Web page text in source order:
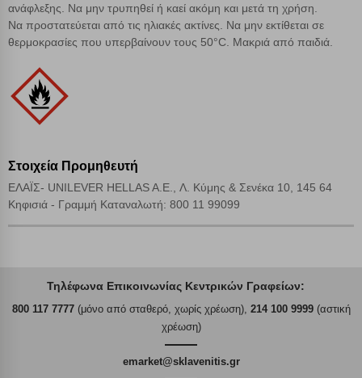
ανάφλεξης. Nα μην τρυπηθεί ή καεί ακόμη και μετά τη χρήση.
Να προστατεύεται από τις ηλιακές ακτίνες. Να μην εκτίθεται σε
θερμοκρασίες που υπερβαίνουν τους 50°C. Mακριά από παιδιά.
Στοιχεία Προμηθευτή
ΕΛΑΪΣ- UNILEVER HELLAS A.E., Λ. Κύμης & Σενέκα 10, 145 64
Κηφισιά - Γραμμή Καταναλωτή: 800 11 99099
Τηλέφωνα Επικοινωνίας Κεντρικών Γραφείων:
800 117 7777(μόνο από σταθερό, χωρίς χρέωση), 214 100 9999(αστική
χρέωση)
emarket@sklavenitis.gr